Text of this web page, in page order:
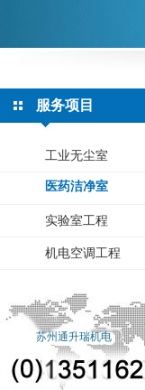
服务项目
工业无尘室
医药洁净室
实验室工程
机电空调工程
苏州通升瑞机电